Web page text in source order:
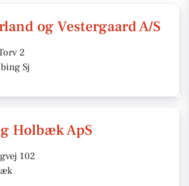
og Vestergaard A/S
2
Sj
Holbæk ApS
102